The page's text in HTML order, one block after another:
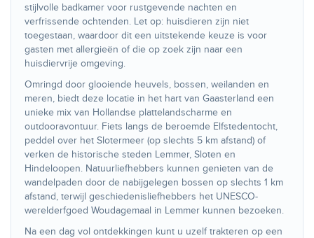
stijlvolle badkamer voor rustgevende nachten en
verfrissende ochtenden. Let op: huisdieren zijn niet
toegestaan, waardoor dit een uitstekende keuze is voor
gasten met allergieën of die op zoek zijn naar een
huisdiervrije omgeving.
Omringd door glooiende heuvels, bossen, weilanden en
meren, biedt deze locatie in het hart van Gaasterland een
unieke mix van Hollandse plattelandscharme en
outdooravontuur. Fiets langs de beroemde Elfstedentocht,
peddel over het Slotermeer (op slechts 5 km afstand) of
verken de historische steden Lemmer, Sloten en
Hindeloopen. Natuurliefhebbers kunnen genieten van de
wandelpaden door de nabijgelegen bossen op slechts 1 km
afstand, terwijl geschiedenisliefhebbers het UNESCO-
werelderfgoed Woudagemaal in Lemmer kunnen bezoeken.
Na een dag vol ontdekkingen kunt u uzelf trakteren op een